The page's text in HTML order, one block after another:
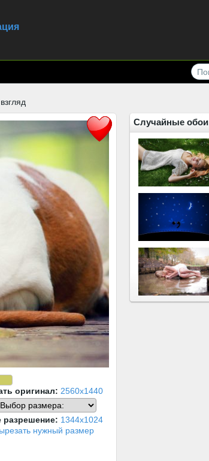
оригинал: 2560x1440
разрешение: 1344x1024
нужный размер
Случайные обои